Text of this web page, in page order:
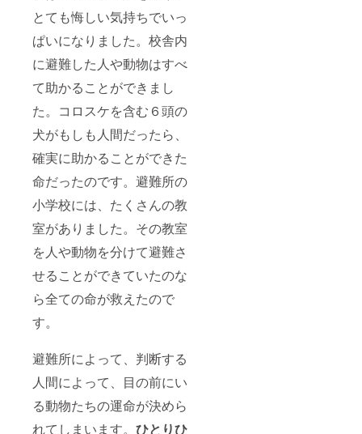
とても悔しい気持ちでいっ
ぱいになりました。校舎内
に避難した人や動物はすべ
て助かることができまし
た。コロスケを含む６頭の
犬がもしも人間だったら、
確実に助かることができた
命だったのです。避難所の
小学校には、たくさんの教
室がありました。その教室
を人や動物を分けて避難さ
せることができていたのな
ら全ての命が救えたので
す。
避難所によって、判断する
人間によって、目の前にい
る動物たちの運命が決めら
れてしまいます。 ひとりひ